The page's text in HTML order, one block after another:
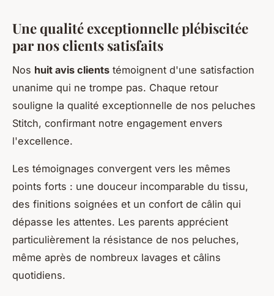
Une qualité exceptionnelle plébiscitée
par nos clients satisfaits
Nos huit avis clients témoignent d'une satisfaction
unanime qui ne trompe pas. Chaque retour
souligne la qualité exceptionnelle de nos peluches
Stitch, confirmant notre engagement envers
l'excellence.
Les témoignages convergent vers les mêmes
points forts : une douceur incomparable du tissu,
des finitions soignées et un confort de câlin qui
dépasse les attentes. Les parents apprécient
particulièrement la résistance de nos peluches,
même après de nombreux lavages et câlins
quotidiens.